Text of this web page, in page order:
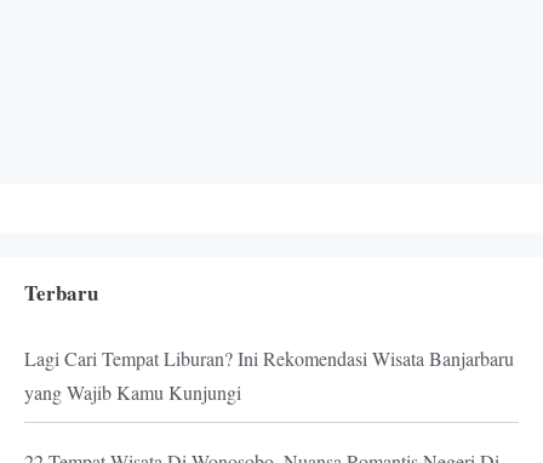
Terbaru
Lagi Cari Tempat Liburan? Ini Rekomendasi Wisata Banjarbaru
yang Wajib Kamu Kunjungi